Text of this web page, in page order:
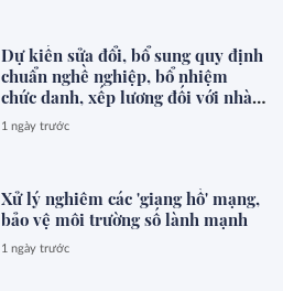
Dự kiến sửa đổi, bổ sung quy định
chuẩn nghề nghiệp, bổ nhiệm
chức danh, xếp lương đối với nhà
giáo
1 ngày trước
Xử lý nghiêm các 'giang hồ' mạng,
bảo vệ môi trường số lành mạnh
1 ngày trước